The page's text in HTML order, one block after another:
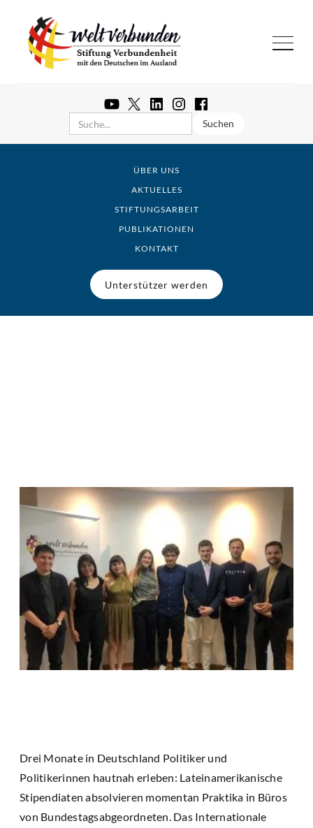
ÜBER UNS
AKTUELLES
STIFTUNGSARBEIT
PUBLIKATIONEN
KONTAKT
Unterstützer werden
Drei Monate in Deutschland Politiker und
Politikerinnen hautnah erleben: Lateinamerikanische
Stipendiaten absolvieren momentan Praktika in Büros
von Bundestagsabgeordneten. Das Internationale